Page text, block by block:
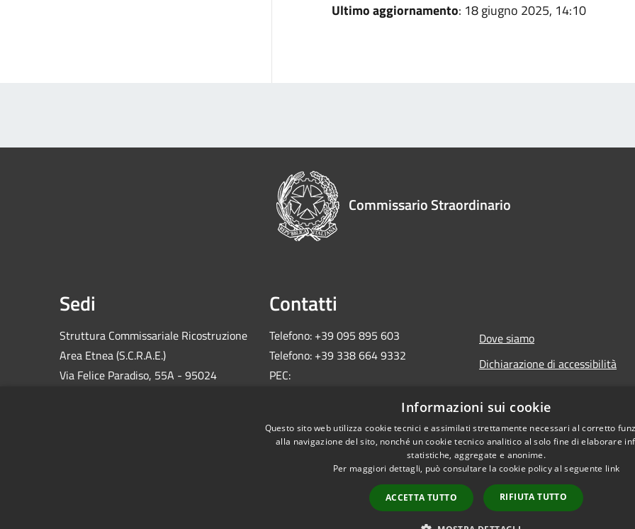
Ultimo aggiornamento: 18 giugno 2025, 14:10
Commissario Straordinario
Sedi
Struttura Commissariale Ricostruzione
Area Etnea (S.C.R.A.E.)
Via Felice Paradiso, 55A - 95024
Contatti
Telefono: +39 095 895 603
Telefono: +39 338 664 9332
PEC:
Dove siamo
Dichiarazione di accessibilità
Copyright © 2026 •
Informazioni sui cookie
Questo sito web utilizza cookie tecnici e assimilati strettamente necessari al corretto
alla navigazione del sito, nonché un cookie tecnico analitico al solo fine di elaborare
statistiche, aggregate e anonime.
Per maggiori dettagli, può consultare la cookie policy al seguente link
ACCETTA TUTTO RIFIUTA TUTTO